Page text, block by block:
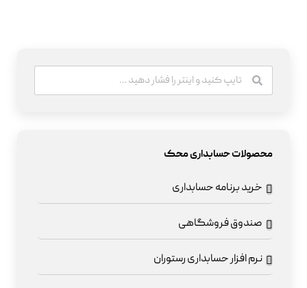
محصولات حسابداری محک
خرید برنامه حسابداری
صندوق فروشگاهی
نرم افزار حسابداری رستوران